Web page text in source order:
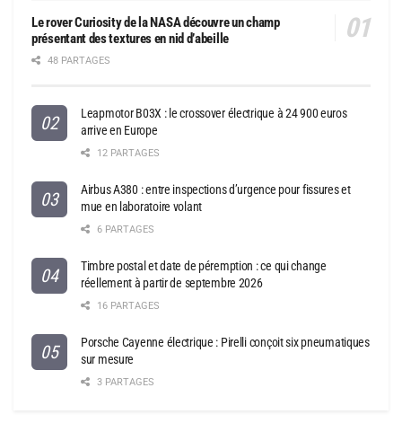
Le rover Curiosity de la NASA découvre un champ
présentant des textures en nid d’abeille
48 PARTAGES
Leapmotor B03X : le crossover électrique à 24 900 euros
arrive en Europe
12 PARTAGES
Airbus A380 : entre inspections d’urgence pour fissures et
mue en laboratoire volant
6 PARTAGES
Timbre postal et date de péremption : ce qui change
réellement à partir de septembre 2026
16 PARTAGES
Porsche Cayenne électrique : Pirelli conçoit six pneumatiques
sur mesure
3 PARTAGES